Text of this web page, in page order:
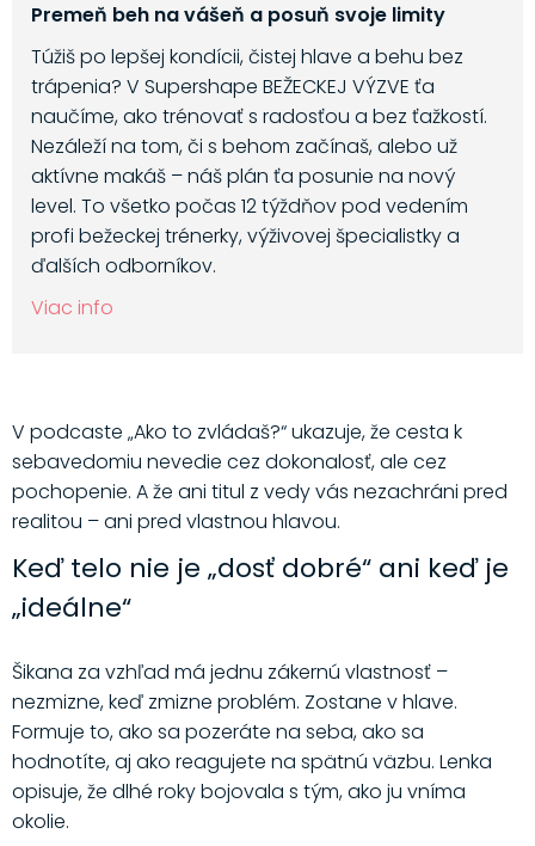
Premeň beh na vášeň a posuň svoje limity
Túžiš po lepšej kondícii, čistej hlave a behu bez
trápenia? V Supershape BEŽECKEJ VÝZVE ťa
naučíme, ako trénovať s radosťou a bez ťažkostí.
Nezáleží na tom, či s behom začínaš, alebo už
aktívne makáš – náš plán ťa posunie na nový
level. To všetko počas 12 týždňov pod vedením
profi bežeckej trénerky, výživovej špecialistky a
ďalších odborníkov.
Viac info
V podcaste „Ako to zvládaš?“ ukazuje, že cesta k
sebavedomiu nevedie cez dokonalosť, ale cez
pochopenie. A že ani titul z vedy vás nezachráni pred
realitou – ani pred vlastnou hlavou.
Keď telo nie je „dosť dobré“ ani keď je
„ideálne“
Šikana za vzhľad má jednu zákernú vlastnosť –
nezmizne, keď zmizne problém. Zostane v hlave.
Formuje to, ako sa pozeráte na seba, ako sa
hodnotíte, aj ako reagujete na spätnú väzbu. Lenka
opisuje, že dlhé roky bojovala s tým, ako ju vníma
okolie.